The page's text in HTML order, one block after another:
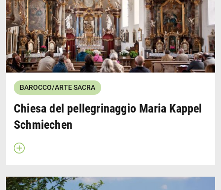
BAROCCO/ARTE SACRA
Chiesa del pellegrinaggio Maria Kappel
Schmiechen
Apri descrizione
motivato la costruzione della Chiesa Maria Birnbaum,
che è stata eretta a Sielenbach dal 1661 al 1668. È una
delle creazioni più originali del barocco bavarese.
Alcuni resti del pero sono visibili sull'altare maggiore.
Wikipedia
Wallfahrtskirche Maria Birnbaum